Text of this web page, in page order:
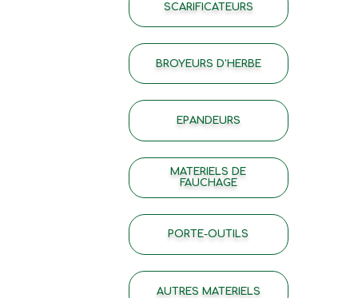
SCARIFICATEURS
BROYEURS D'HERBE
EPANDEURS
MATERIELS DE
FAUCHAGE
PORTE-OUTILS
AUTRES MATERIELS